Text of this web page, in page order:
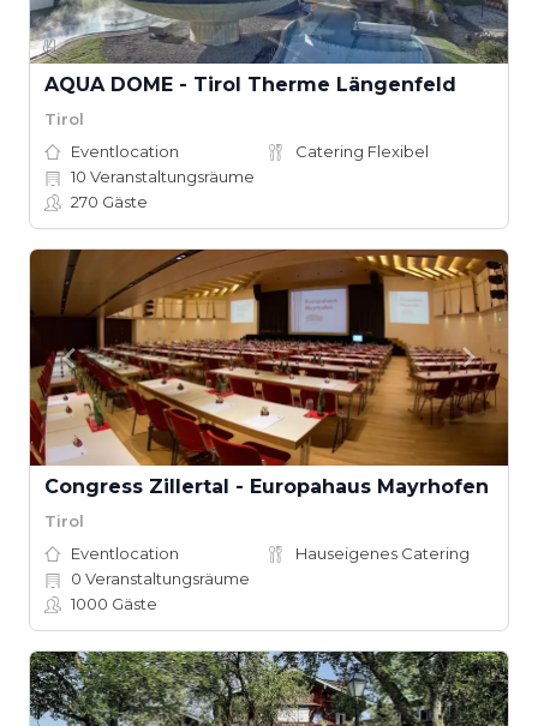
AQUA DOME - Tirol Therme Längenfeld
Tirol
Eventlocation
Catering Flexibel
10 Veranstaltungsräume
270 Gäste
Congress Zillertal - Europahaus Mayrhofen
Tirol
Eventlocation
Hauseigenes Catering
0 Veranstaltungsräume
1000 Gäste